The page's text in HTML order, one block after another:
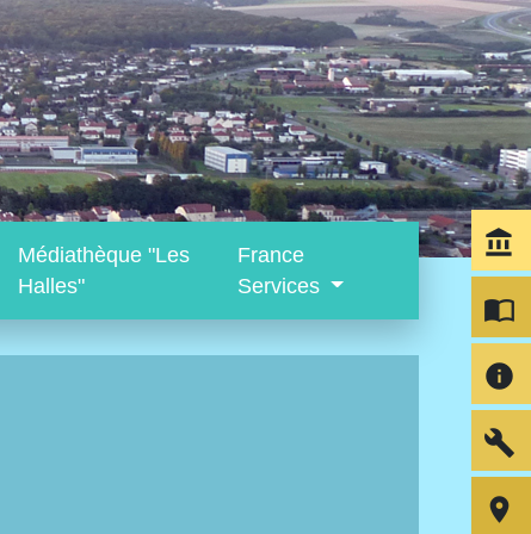
Médiathèque "Les
Halles"
France
Services
account_balance
import_contacts
info
build
room